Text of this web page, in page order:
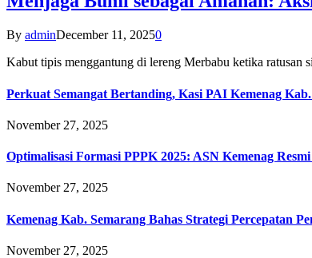
By adminDecember 11, 20250
Kabut tipis menggantung di lereng Merbabu ketika
Perkuat Semangat Bertanding, Kasi PAI Kemenag
November 27, 2025
Optimalisasi Formasi PPPK 2025: ASN Kemenag
November 27, 2025
Kemenag Kab. Semarang Bahas Strategi Percepatan
November 27, 2025